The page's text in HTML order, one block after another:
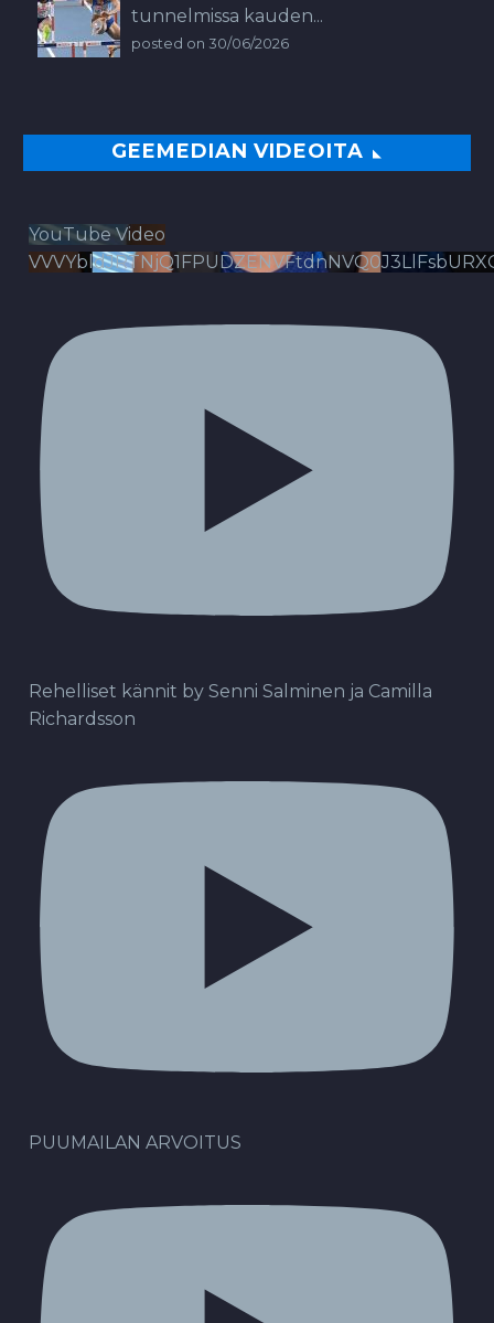
tunnelmissa kauden...
posted on 30/06/2026
GEEMEDIAN VIDEOITA
YouTube Video
Rehelliset kännit by Senni Salminen ja Camilla
Richardsson
PUUMAILAN ARVOITUS